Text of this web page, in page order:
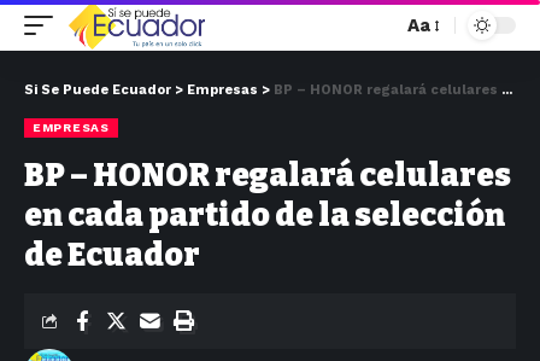
Aa
Si Se Puede Ecuador > Empresas > BP – HONOR regalará celulares en cada partido de la selección de Ecuador
EMPRESAS
BP – HONOR regalará celulares
en cada partido de la selección
de Ecuador